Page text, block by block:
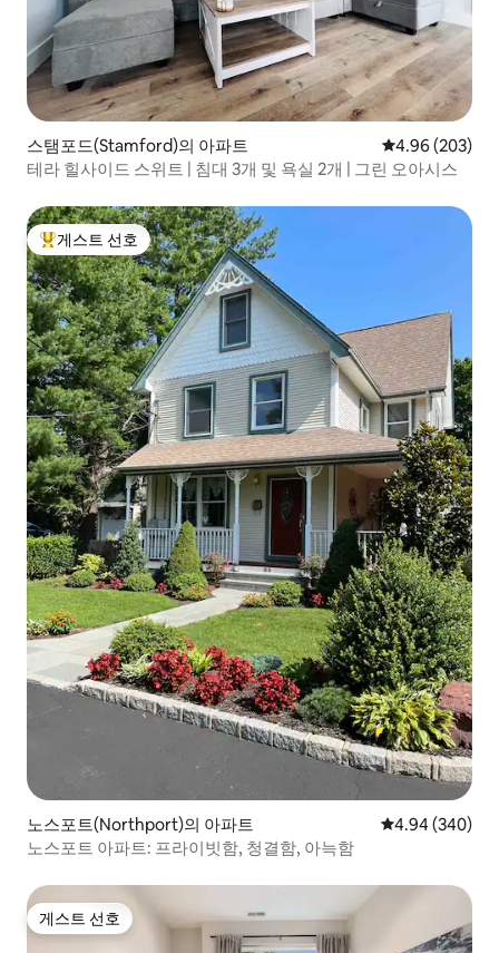
스탬포드(Stamford)의 아파트 평점 4.96점(5
4.96 (203)
테라 힐사이드 스위트 | 침대 3개 및 욕실 2개 | 그린 오아시스
상위 게스트 선호
게스트 선호
노스포트(Northport)의 아파트 평점 4.94점(5
4.94 (340)
노스포트 아파트: 프라이빗함, 청결함, 아늑함
게스트 선호
게스트 선호